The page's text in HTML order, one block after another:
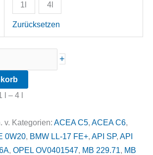
1l 4l
Zurücksetzen
+
– 4
v. Kategorien: ACEA C5, ACEA C6,
0W20, BMW LL-17 FE+, API SP, API
, OPEL OV0401547, MB 229.71, MB